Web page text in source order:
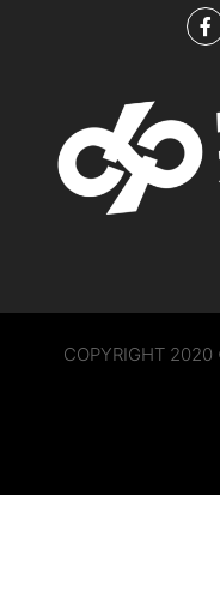
COPYRIGHT